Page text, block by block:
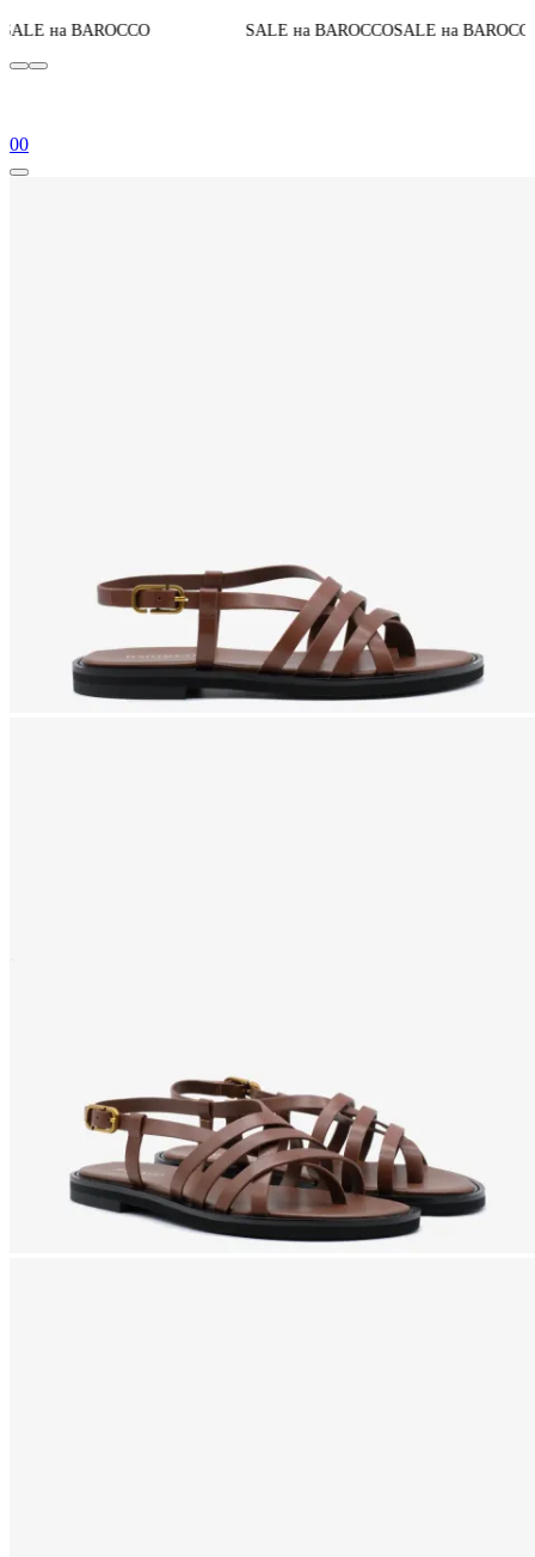
SALE на BAROCCOSALE на BAROCCOДо конца акции
00